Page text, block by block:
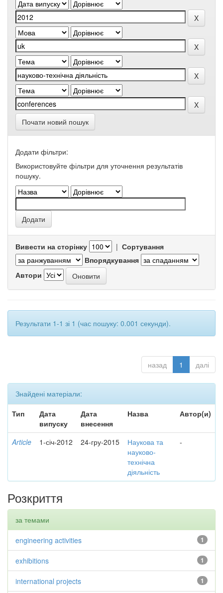
Почати новий пошук
Додати фільтри:
Використовуйте фільтри для уточнення результатів
пошуку.
Вивести на сторінку | Сортування
Впорядкування
Автори
Результати 1-1 зі 1 (час пошуку: 0.001 секунди).
назад 1 далі
Знайдені матеріали:
Тип
Дата
випуску
Дата
внесення
Назва Автор(и)
Article 1-січ-2012 24-гру-2015
Наукова та
науково-
технічна
діяльність
-
Розкриття
за темами
1
engineering activities
1
exhibitions
1
international projects